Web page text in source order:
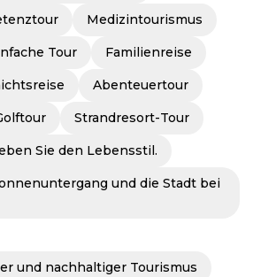
Medizintourismus
Tour Familienreise
Abenteuertour
Strandresort-Tour
Sie den Lebensstil.
und die Stadt bei
und nachhaltiger Tourismus